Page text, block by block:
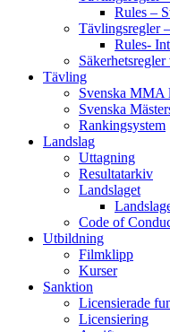
Rules –
Tävlingsregler
Rules-
Tävling
Svenska MMA
Svenska
Rankingsystem
Landslag
Uttagning
Resultatarkiv
Landslaget
Code of
Utbildning
Filmklipp
Kurser
Sanktion
Licensierade
Licensiering